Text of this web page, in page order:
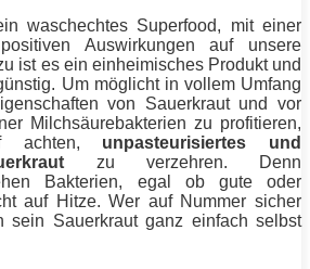
waschechtes Superfood, mit einer
Auswirkungen auf unsere
ist es ein einheimisches Produkt und
Um möglicht in vollem Umfang
von Sauerkraut und vor
Milchsäurebakterien zu profitieren,
achten, unpasteurisiertes und
zu verzehren. Denn
Bakterien, egal ob gute oder
auf Hitze. Wer auf Nummer sicher
sein Sauerkraut ganz einfach selbst